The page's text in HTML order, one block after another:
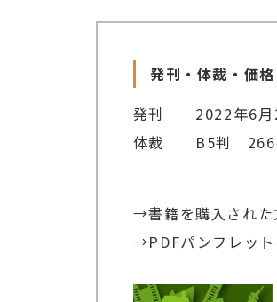
発刊・体裁・価格
発刊 2022年6月
体裁 B5判
→書籍を購入された
→PDFパンフレット